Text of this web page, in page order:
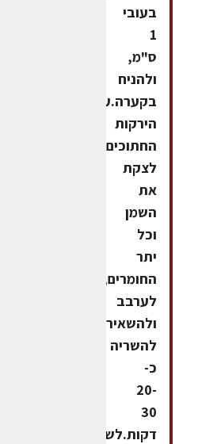
בעובי
1
ס"מ,
ולהניח
בקערה.על
הירקות
החתוכים
לצקת
את
השמן
וכל
יתר
החומרים,
לערבב
ולהשאיר
להשריה
כ-
20-
30
דקות.לשים